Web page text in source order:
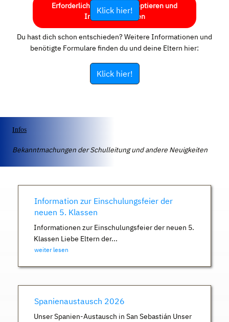
Erforderlichen Service akzeptieren und
Inhalte entsperren
Klick hier!
Du hast dich schon entschieden? Weitere Informationen und
benötigte Formulare finden du und deine Eltern hier:
Klick hier!
Infos
Bekanntmachungen der Schulleitung und andere Neuigkeiten
Information zur Einschulungsfeier der
neuen 5. Klassen
Informationen zur Einschulungsfeier der neuen 5.
Klassen Liebe Eltern der...
weiter lesen
Spanienaustausch 2026
Unser Spanien-Austausch in San Sebastián Unser